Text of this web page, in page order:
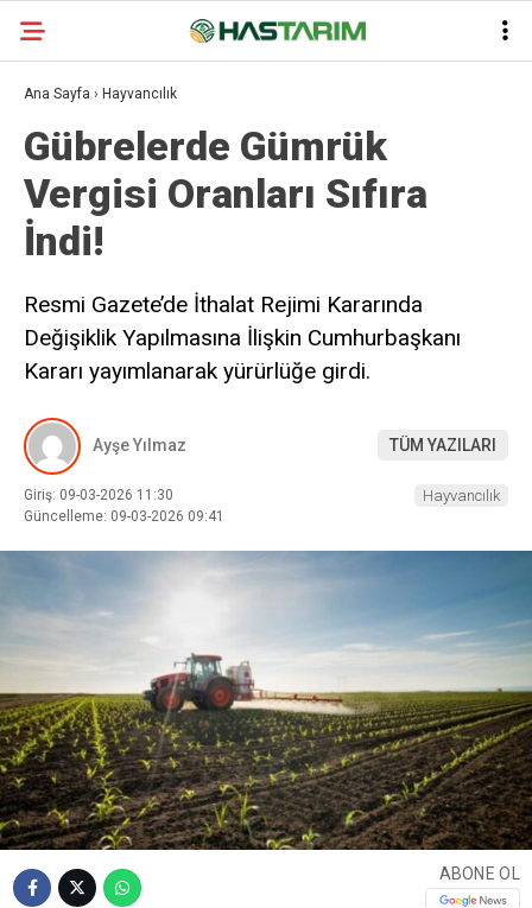
Ana Sayfa › Hayvancılık
Gübrelerde Gümrük
Vergisi Oranları Sıfıra
İndi!
Resmi Gazete’de İthalat Rejimi Kararında
Değişiklik Yapılmasına İlişkin Cumhurbaşkanı
Kararı yayımlanarak yürürlüğe girdi.
Ayşe Yılmaz TÜM YAZILARI
Giriş: 09-03-2026 11:30
Güncelleme: 09-03-2026 09:41
Hayvancılık
ABONE OL